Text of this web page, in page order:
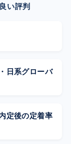
い評判
日系グローバ
定後の定着率